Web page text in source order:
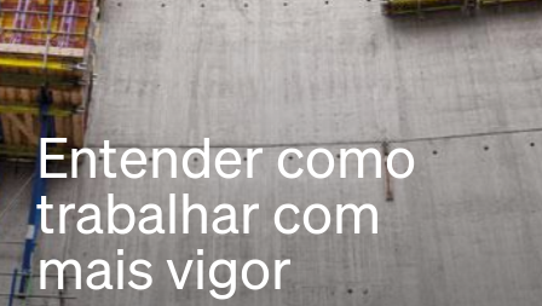
Entender como
trabalhar com
mais vigor